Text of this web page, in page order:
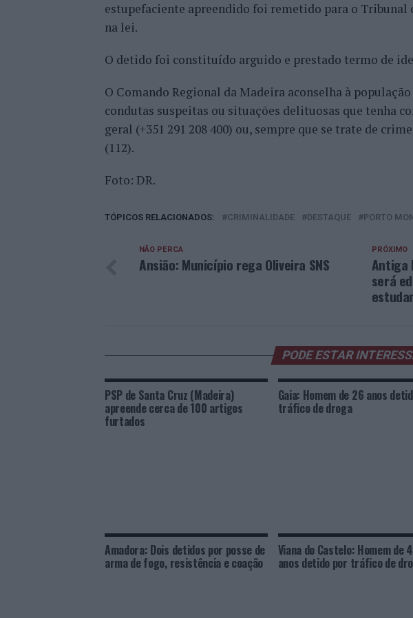
estupefaciente apreendido foi remetido para o
na lei.
O detido foi constituído arguido e prestado termo de
O Comando Regional da Madeira aconselha à
condutas suspeitas ou situações delituosas que tenha
geral (+351 291 208 400) ou, sempre que se trate de
(112).
Foto: DR.
TÓPICOS RELACIONADOS: CRIMINALIDADE DESTAQUE PORTO
PRÓXIMO
Antiga
será
NÃO PERCA
Ansião: Município rega Oliveira SNS
PODE ESTAR
PSP de Santa Cruz (Madeira)
apreende cerca de 100 artigos
furtados
Gaia: Homem de 26 anos
tráfico de droga
Amadora: Dois detidos por posse de
arma de fogo, resistência e coação
Viana do Castelo: Homem de
anos detido por tráfico de